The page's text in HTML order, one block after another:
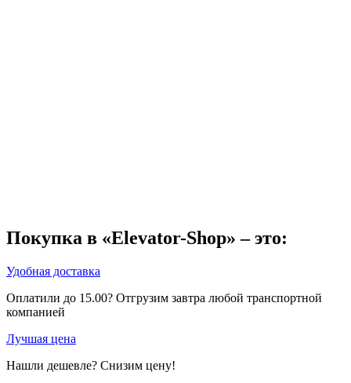
Покупка в «Elevator-Shop» – это:
Удобная доставка
Оплатили до 15.00? Отгрузим завтра любой транспортной
компанией
Лучшая цена
Нашли дешевле? Снизим цену!